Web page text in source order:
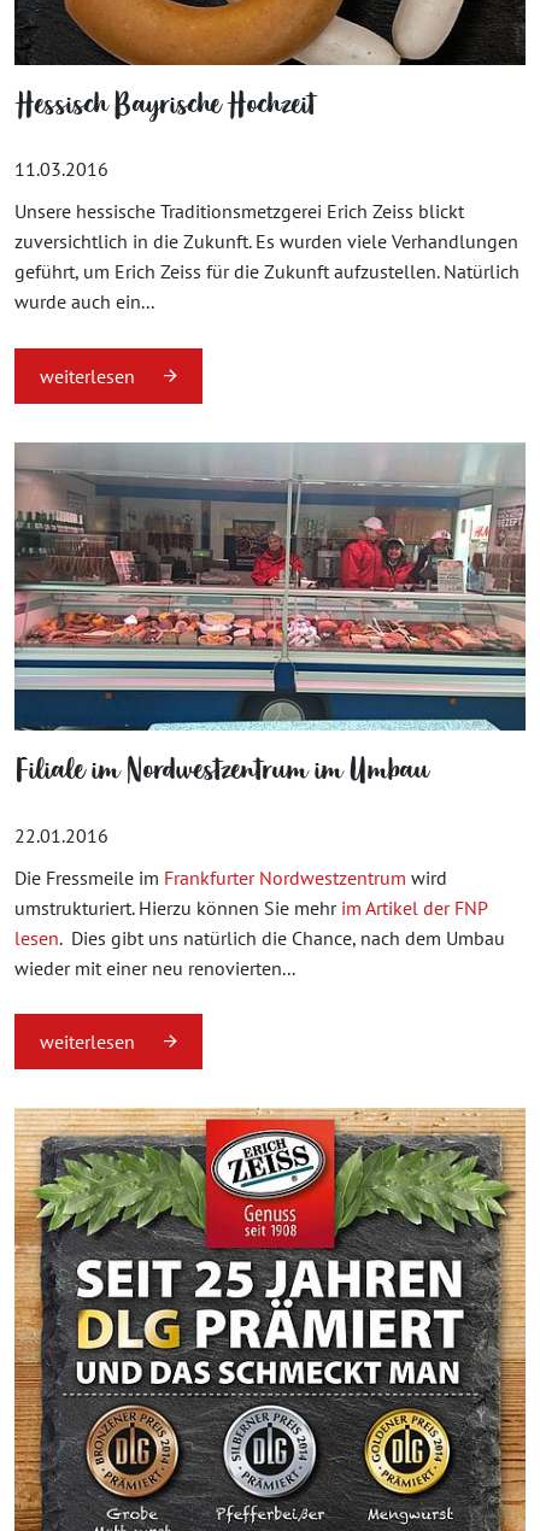
Hessisch Bayrische Hochzeit
11.03.2016
Unsere hessische Traditionsmetzgerei Erich Zeiss blickt
zuversichtlich in die Zukunft. Es wurden viele Verhandlungen
geführt, um Erich Zeiss für die Zukunft aufzustellen. Natürlich
wurde auch ein...
weiterlesen
Filiale im Nordwestzentrum im Umbau
22.01.2016
Die Fressmeile im Frankfurter Nordwestzentrum wird
umstrukturiert. Hierzu können Sie mehr im Artikel der FNP
lesen. Dies gibt uns natürlich die Chance, nach dem Umbau
wieder mit einer neu renovierten...
weiterlesen